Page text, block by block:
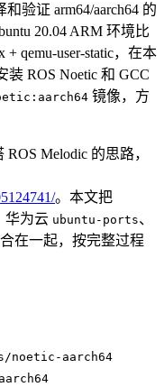
验证 arm64/aarch64 的
20.04 ARM 环境比
qemu-user-static，在本
装 ROS Noetic 和 GCC
镜像，方
Melodic 的思路，
。本文把
华为云 ubuntu-ports、
在一起，按完整过程
noetic-aarch64